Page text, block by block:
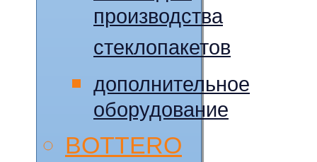
производства
стеклопакетов
дополнительное
оборудование
BOTTERO